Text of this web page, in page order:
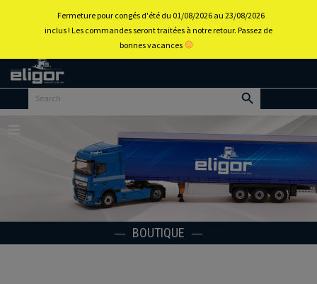
Retour
BOUTIQUE
Fermeture pour congés d'été du 01/08/2026 au 23/08/2026
inclus ! Les commandes seront traitées à notre retour. Passez de
bonnes vacances